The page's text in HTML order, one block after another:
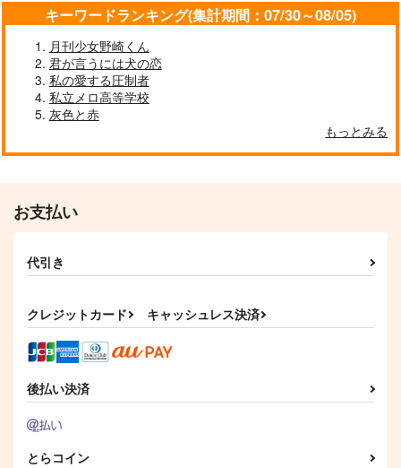
Gifted
660円
サンプル
787円
さてこの感情を何と言
ったか？
サンプル
テイワットスクールオ
キーワードランキング(集計期間：07/30～08/05)
月刊少女野崎くん
君が言うには犬の恋
私の愛する圧制者
私立メロ高等学校
灰色と赤
もっとみる
お支払い
代引き
クレジットカード キャッシュレス決済
後払い決済
とらコイン